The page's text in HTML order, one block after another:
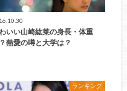
いい山崎紘菜の身長・体重
熱愛の噂と大学は？
ランキング